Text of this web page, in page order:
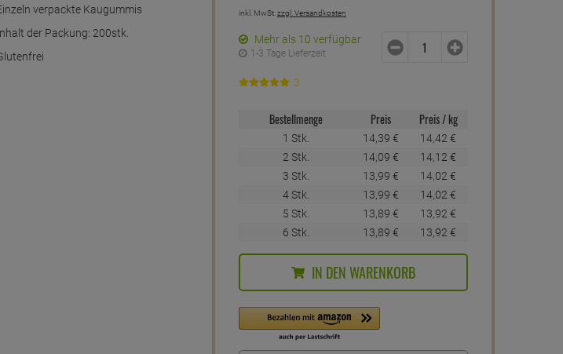
verpackte Kaugummis
der Packung: 200stk.
inkl. MwSt. zzgl. Versandkosten
Mehr als 10 verfügbar
1-3 Tage Lieferzeit
3
Bestellmenge Preis Preis / kg
1 Stk. 14, 39 € 14,42 €
2 Stk.
14, 09 € 14, 12 €
3 Stk.
13, 99 € 14, 02 €
4 Stk.
13, 99 € 14, 02 €
5 Stk.
13, 89 € 13, 92 €
6 Stk.
13, 89 € 13, 92 €
IN DEN WARENKORB